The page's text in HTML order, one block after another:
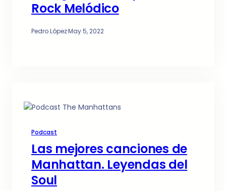
Rock Melódico
Pedro López·May 5, 2022
Podcast
Las mejores canciones de
Manhattan. Leyendas del
Soul